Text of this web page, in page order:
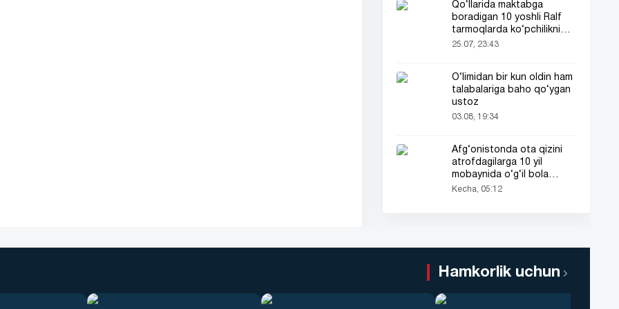
Qo‘llarida maktabga
boradigan 10 yoshli Ralf
tarmoqlarda ko‘pchilikni
ta’sirlantirdi
25.07, 23:43
O‘limidan bir kun oldin ham
talabalariga baho qo‘ygan
ustoz
03.08, 19:34
Afg‘onistonda ota qizini
atrofdagilarga 10 yil
mobaynida o‘g‘il bola
sifatida tanishtirdi
Kecha, 05:12
Hamkorlik uchun